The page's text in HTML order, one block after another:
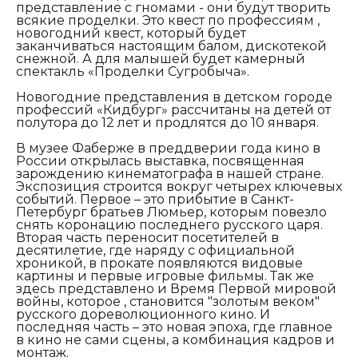
представление с гномами - они будут творить
всякие проделки. Это квест по профессиям ,
новогодний квест, который будет
заканчиваться настоящим балом, дискотекой
снежной. А для малышей будет камерный
спектакль «Проделки Сугробыча».
Новогодние представления в детском городе
профессий «Кидбург» рассчитаны на детей от
полутора до 12 лет и продлятся до 10 января.
В музее Фаберже в преддверии года кино в
России открылась выставка, посвященная
зарождению кинематографа в нашей стране.
Экспозиция строится вокруг четырех ключевых
событий. Первое – это прибытие в Санкт-
Петербург братьев Люмьер, которым повезло
снять коронацию последнего русского царя.
Вторая часть переносит посетителей в
десятилетие, где наряду с официальной
хроникой, в прокате появляются видовые
картины и первые игровые фильмы. Так же
здесь представлено и Время Первой мировой
войны, которое , становится "золотым веком"
русского дореволюционного кино. И
последняя часть – это новая эпоха, где главное
в кино не сами сцены, а комбинация кадров и
монтаж.